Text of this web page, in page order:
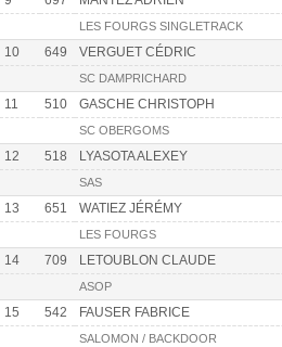
LES FOURGS SINGLETRACK
10 649 VERGUET CÉDRIC
SC DAMPRICHARD
11 510 GASCHE CHRISTOPH
SC OBERGOMS
12 518 LYASOTA ALEXEY
SAS
13 651 WATIEZ JÉRÉMY
LES FOURGS
14 709 LETOUBLON CLAUDE
ASOP
15 542 FAUSER FABRICE
SALOMON / BACKDOOR